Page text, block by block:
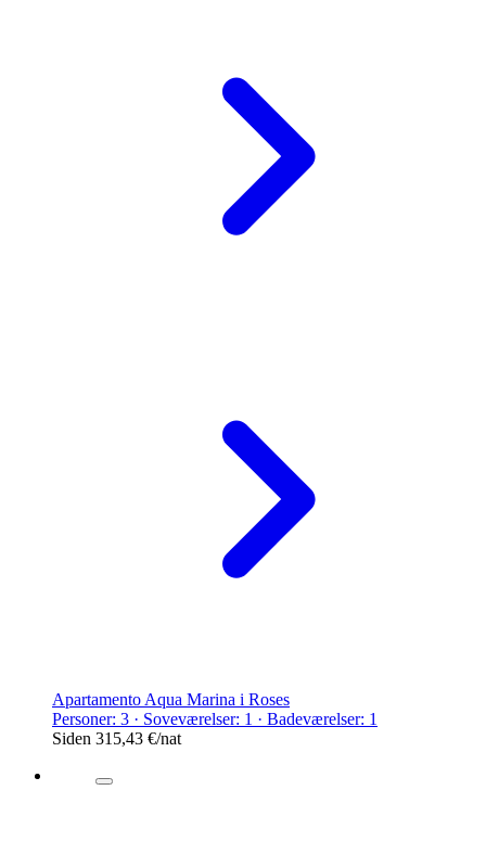
Apartamento Aqua Marina i Roses
Personer: 3 · Soveværelser: 1 · Badeværelser: 1
Siden 315,43 €/nat